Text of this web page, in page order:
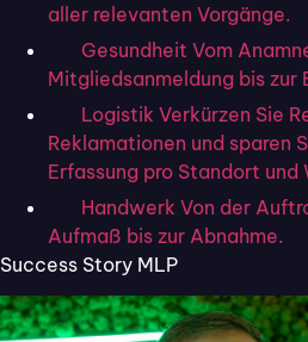
aller relevanten Vorgänge.
Gesundheit Vom
Mitgliedsanmeldung bis zur
Logistik Verkürzen Sie
Reklamationen und sparen
Erfassung pro Standort und
Handwerk Von der
Aufmaß bis zur Abnahme.
Success Story MLP
gesetzt und sich dabei
weiterentwickelt. Aus
den Geschäftsführer
bezogenen
einiger Zeit Flixmakler
Bekenntnis zu einer
digitalen Arbeitsweise
besonderen und engen